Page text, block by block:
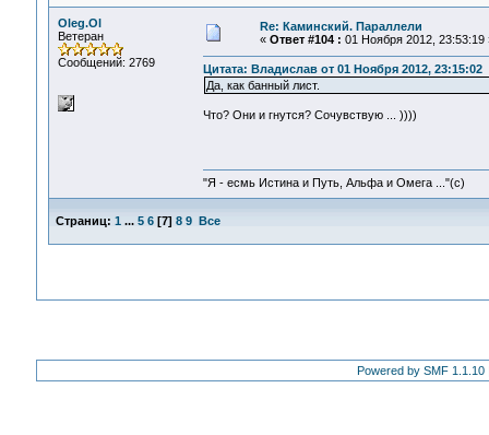
Oleg.Ol
Ветеран
Сообщений: 2769
Re: Каминский. Параллели
« Ответ #104 : 01 Ноября 2012, 23:53:19
Цитата: Владислав от 01 Ноября 2012, 23:15:02
Да, как банный лист.
Что? Они и гнутся? Сочувствую ... ))))
"Я - есмь Истина и Путь, Альфа и Омега ..."(с)
Страниц: 1 ... 5 6[7] 8 9 Все
Powered by SMF 1.1.10